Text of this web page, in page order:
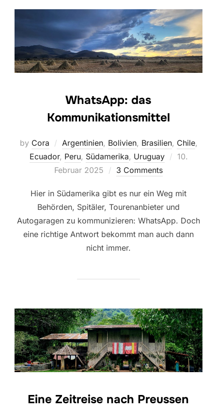
WhatsApp: das
Kommunikationsmittel
by Cora Argentinien, Bolivien, Brasilien, Chile,
Ecuador, Peru, Südamerika, Uruguay
Posted
10.
Februar 2025
3 Comments
Hier in Südamerika gibt es nur ein Weg mit
Behörden, Spitäler, Tourenanbieter und
Autogaragen zu kommunizieren: WhatsApp. Doch
eine richtige Antwort bekommt man auch dann
nicht immer.
Eine Zeitreise nach Preussen